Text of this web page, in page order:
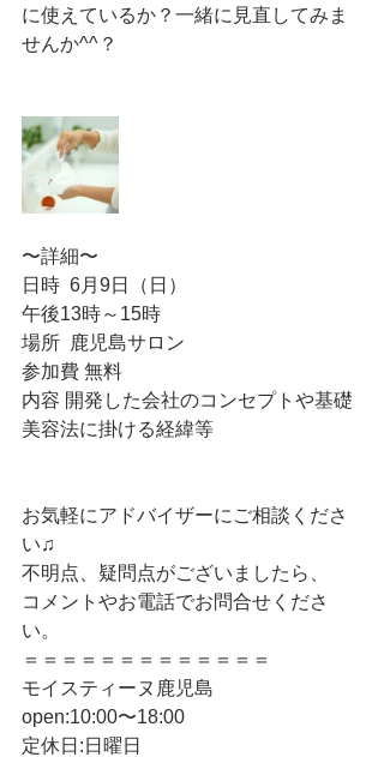
に使えているか？一緒に見直してみま
せんか^^？
〜詳細〜
日時  6月9日（日）
午後13時～15時
場所  鹿児島サロン
参加費 無料
内容 開発した会社のコンセプトや基礎
美容法に掛ける経緯等
お気軽にアドバイザーにご相談くださ
い♫
不明点、疑問点がございましたら、
コメントやお電話でお問合せくださ
い。
＝＝＝＝＝＝＝＝＝＝＝＝＝
モイスティーヌ鹿児島
open:10:00〜18:00
定休日:日曜日